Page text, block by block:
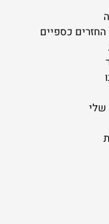
החזרים כספיים
שלי